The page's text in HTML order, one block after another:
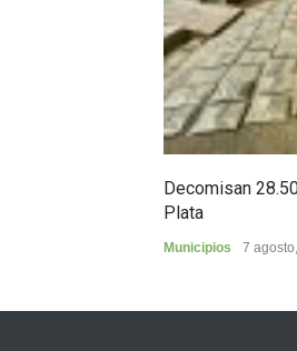
Decomisan
Plata
Municipios 7